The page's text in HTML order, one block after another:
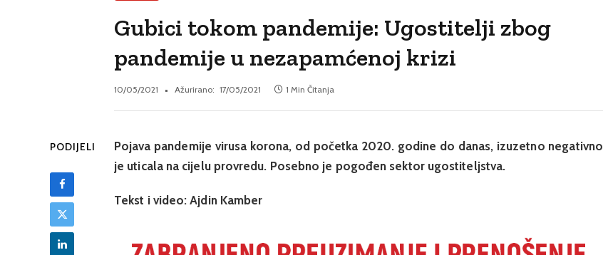
Gubici tokom pandemije: Ugostitelji zbog
pandemije u nezapamćenoj krizi
10/05/2021 Ažurirano: 17/05/2021 1 Min Čitanja
PODIJELI
Pojava pandemije virusa korona, od početka 2020. godine do danas, izuzetno negativno
je uticala na cijelu provredu. Posebno je pogođen sektor ugostiteljstva.
Tekst i video: Ajdin Kamber